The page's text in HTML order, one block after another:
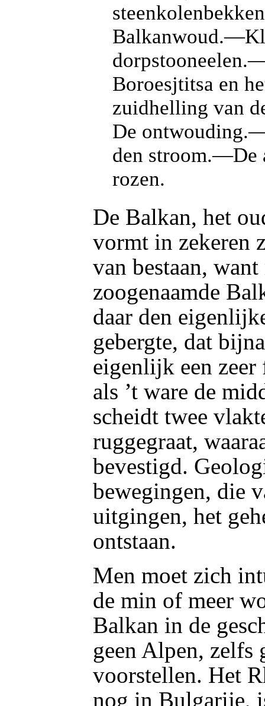
Boroesjtitsa en
zuidhelling van
De
den stroom.—De
rozen.
De Balkan, het
vormt in zekeren
van bestaan,
zoogenaamde
daar den
gebergte, dat
eigenlijk een
als ’t ware de
scheidt twee
ruggegraat,
bevestigd.
bewegingen, die
uitgingen, het
ontstaan.
Men moet zich
de min of meer
Balkan in de
geen Alpen, zelfs
voorstellen. Het
nog in Bulgarije,